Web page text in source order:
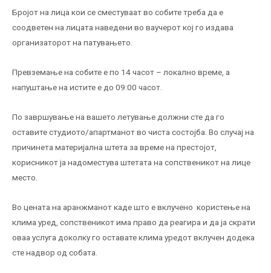
Бројот на лица кои се сместуваат во собите треба да е
соодветен на лицата наведени во ваучерот кој го издава
организаторот на патувањето.
Превземање на собите е по 14 часот – локално време, а
напуштање на истите е до 09:00 часот.
По завршување на вашето летување должни сте да го
оставите студиото/апартманот во чиста состојба. Во случај на
причинета материјална штета за време на престојот,
корисникот ја надоместува штетата на сопственикот на лице
место.
Во цената на аранжманот каде што е вклучено користење на
клима уред, сопственикот има право да реагира и да ја скрати
оваа услуга доколку го оставате клима уредот вклучен додека
сте надвор од собата.